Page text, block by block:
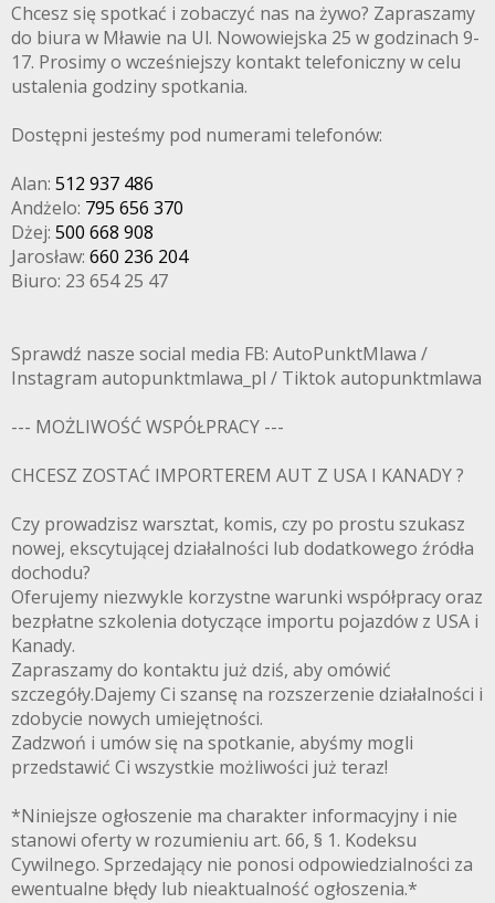
Chcesz się spotkać i zobaczyć nas na żywo? Zapraszamy
do biura w Mławie na Ul. Nowowiejska 25 w godzinach 9-
17. Prosimy o wcześniejszy kontakt telefoniczny w celu
ustalenia godziny spotkania.
Dostępni jesteśmy pod numerami telefonów:
Alan: 512 937 486
Andżelo: 795 656 370
Dżej: 500 668 908
Jarosław: 660 236 204
Biuro: 23 654 25 47
Sprawdź nasze social media FB: AutoPunktMlawa /
Instagram autopunktmlawa_pl / Tiktok autopunktmlawa
--- MOŻLIWOŚĆ WSPÓŁPRACY ---
CHCESZ ZOSTAĆ IMPORTEREM AUT Z USA I KANADY ?
Czy prowadzisz warsztat, komis, czy po prostu szukasz
nowej, ekscytującej działalności lub dodatkowego źródła
dochodu?
Oferujemy niezwykle korzystne warunki współpracy oraz
bezpłatne szkolenia dotyczące importu pojazdów z USA i
Kanady.
Zapraszamy do kontaktu już dziś, aby omówić
szczegóły.Dajemy Ci szansę na rozszerzenie działalności i
zdobycie nowych umiejętności.
Zadzwoń i umów się na spotkanie, abyśmy mogli
przedstawić Ci wszystkie możliwości już teraz!
*Niniejsze ogłoszenie ma charakter informacyjny i nie
stanowi oferty w rozumieniu art. 66, § 1. Kodeksu
Cywilnego. Sprzedający nie ponosi odpowiedzialności za
ewentualne błędy lub nieaktualność ogłoszenia.*